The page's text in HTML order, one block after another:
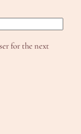
for the next